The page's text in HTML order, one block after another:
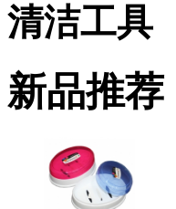
清洁工具
新品推荐